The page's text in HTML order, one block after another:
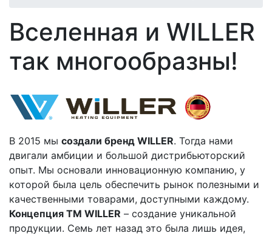
Вселенная и WILLER
так многообразны!
В 2015 мы создали бренд WILLER. Тогда нами
двигали амбиции и большой дистрибьюторский
опыт. Мы основали инновационную компанию, у
которой была цель обеспечить рынок полезными и
качественными товарами, доступными каждому.
Концепция ТМ WILLER – создание уникальной
продукции. Семь лет назад это была лишь идея,